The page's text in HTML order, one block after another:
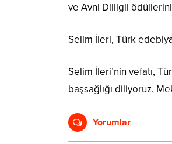
ve Avni Dilligil ödüllerini
Selim İleri, Türk
Selim İleri’nin vefatı,
başsağlığı diliyoruz.
Yorumlar